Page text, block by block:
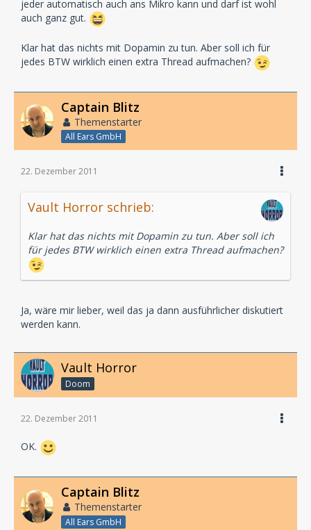
jeder automatisch auch ans Mikro kann und darf ist wohl
auch ganz gut.
Klar hat das nichts mit Dopamin zu tun. Aber soll ich für
jedes BTW wirklich einen extra Thread aufmachen?
Captain Blitz
Themenstarter
All Ears GmbH
22. Dezember 2011
Vault Horror schrieb:
Klar hat das nichts mit Dopamin zu tun. Aber soll ich
für jedes BTW wirklich einen extra Thread aufmachen?
Ja, wäre mir lieber, weil das ja dann ausführlicher diskutiert
werden kann.
Vault Horror
Doom
22. Dezember 2011
OK.
Captain Blitz
Themenstarter
All Ears GmbH